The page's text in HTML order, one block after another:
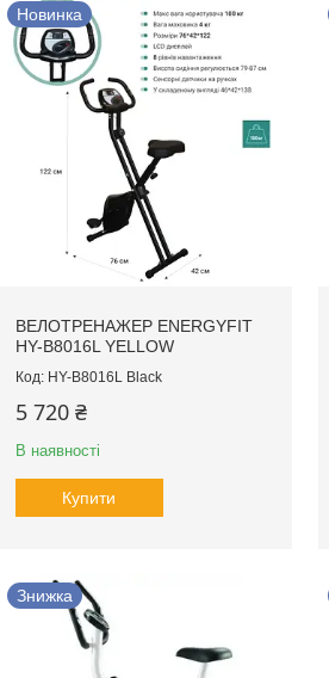
Новинка
ВЕЛОТРЕНАЖЕР ENERGYFIT
HY-B8016L YELLOW
HY-B8016L Black
5 720 ₴
В наявності
Купити
Знижка